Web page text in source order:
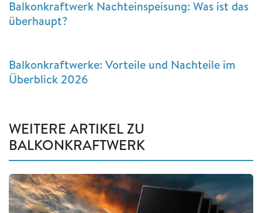
Balkonkraftwerk Nachteinspeisung: Was ist das
überhaupt?
Balkonkraftwerke: Vorteile und Nachteile im
Überblick 2026
WEITERE ARTIKEL ZU
BALKONKRAFTWERK